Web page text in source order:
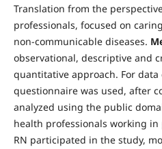
Translation from the
professionals, focused on
non-communicable diseases.
observational, descriptive and
quantitative approach. For
questionnaire was used, after
analyzed using the public
health professionals working in
RN participated in the study,